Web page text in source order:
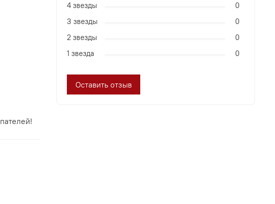
4 звезды
0
3 звезды
0
2 звезды
0
1 звезда
0
Оставить отзыв